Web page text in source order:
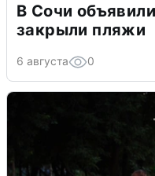
В Сочи
закрыли пляжи
6 августа 0